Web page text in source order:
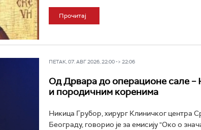
Прочитај
ПЕТАК, 07. АВГ 2026, 22:00 -> 22:06
Од Дрвара до операционе сале –
и породичним коренима
Никица Грубор, хирург Клиничког центра
Београду, говорио је за емисију "Око о